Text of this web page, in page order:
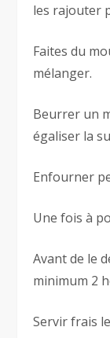
les rajouter
Faites du
mélanger.
Beurrer un
égaliser la
Enfourner
Une fois à
Avant de le
minimum 2
Servir frais